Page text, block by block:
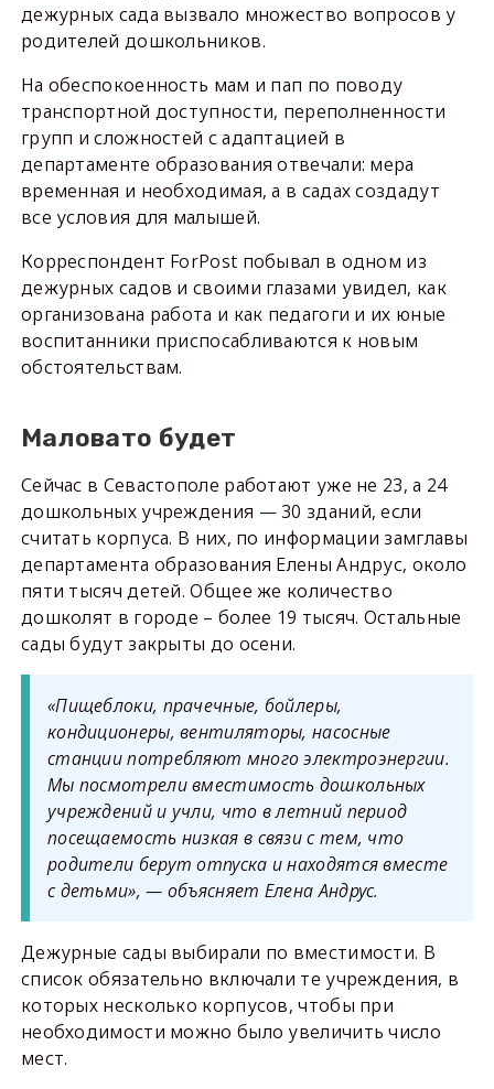
дежурных сада вызвало множество вопросов у
родителей дошкольников.
На обеспокоенность мам и пап по поводу
транспортной доступности, переполненности
групп и сложностей с адаптацией в
департаменте образования отвечали: мера
временная и необходимая, а в садах создадут
все условия для малышей.
Корреспондент ForPost побывал в одном из
дежурных садов и своими глазами увидел, как
организована работа и как педагоги и их юные
воспитанники приспосабливаются к новым
обстоятельствам.
Маловато будет
Сейчас в Севастополе работают уже не 23, а 24
дошкольных учреждения — 30 зданий, если
считать корпуса. В них, по информации замглавы
департамента образования Елены Андрус, около
пяти тысяч детей. Общее же количество
дошколят в городе – более 19 тысяч. Остальные
сады будут закрыты до осени.
«Пищеблоки, прачечные, бойлеры,
кондиционеры, вентиляторы, насосные
станции потребляют много электроэнергии.
Мы посмотрели вместимость дошкольных
учреждений и учли, что в летний период
посещаемость низкая в связи с тем, что
родители берут отпуска и находятся вместе
с детьми», — объясняет Елена Андрус.
Дежурные сады выбирали по вместимости. В
список обязательно включали те учреждения, в
которых несколько корпусов, чтобы при
необходимости можно было увеличить число
мест.